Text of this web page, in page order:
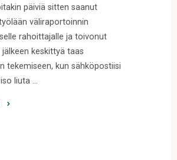
päiviä sitten saanut
väliraportoinnin
rahoittajalle ja toivonut
jälkeen keskittyä taas
tekemiseen, kun sähköpostiisi
liuta …